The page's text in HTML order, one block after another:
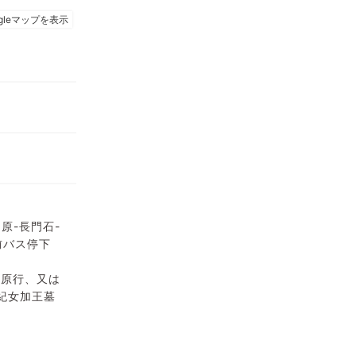
原-長門石-
ス停下
行、又は
女加王墓